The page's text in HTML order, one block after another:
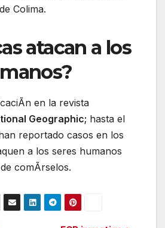
Colima.
atacan a los
en la revista
Geographic; hasta el
reportado casos en los
a los seres humanos
comÃrselos.